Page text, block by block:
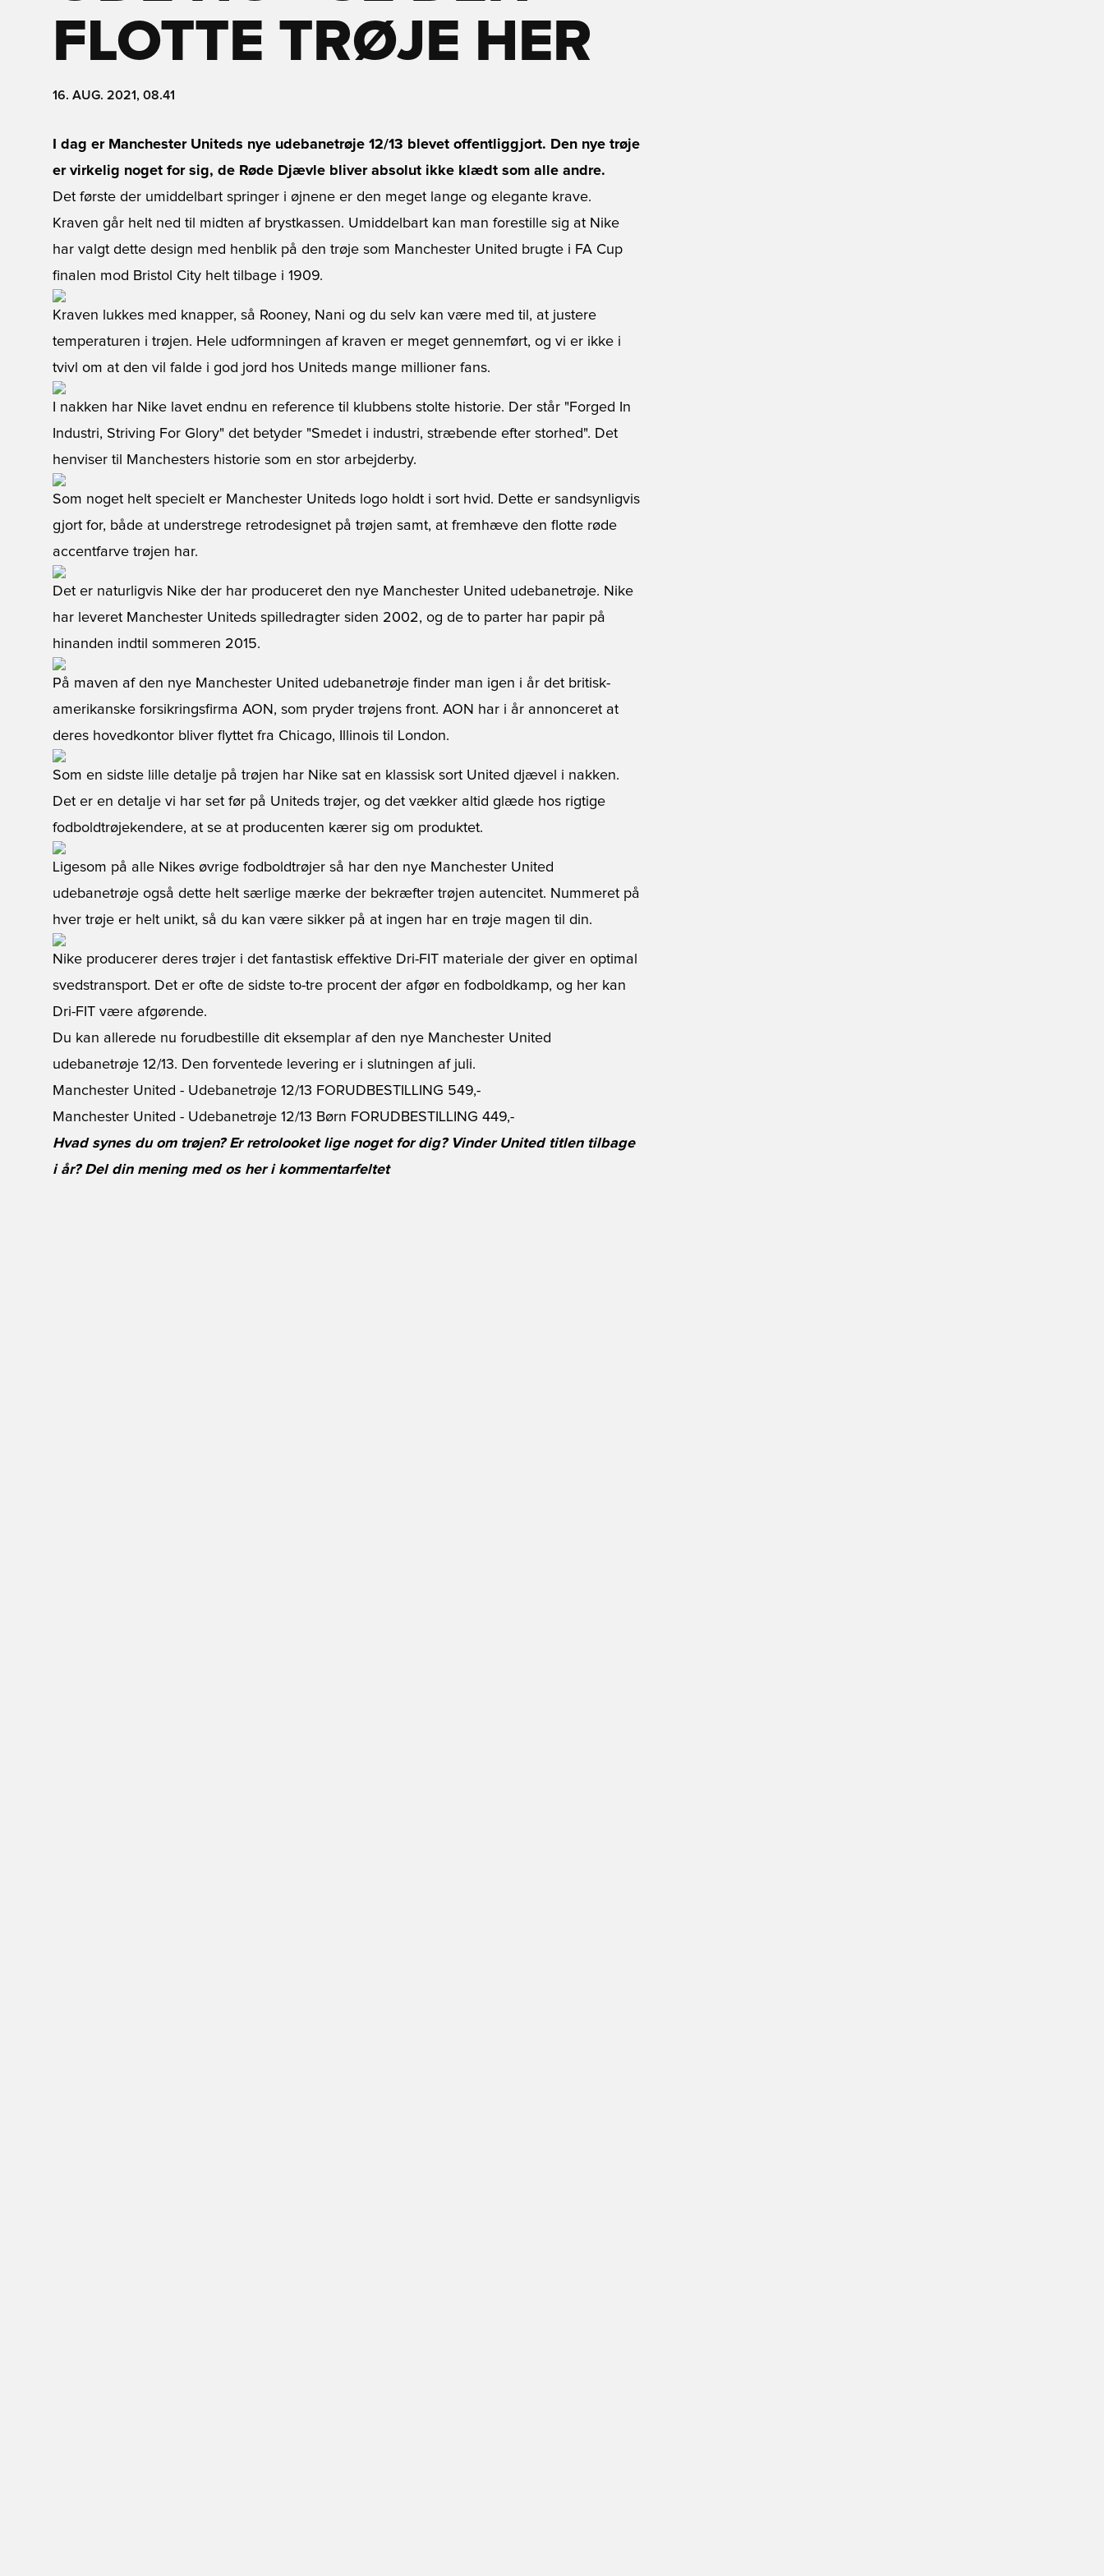
FLOTTE TRØJE HER
16. AUG. 2021, 08.41
I dag er Manchester Uniteds nye udebanetrøje 12/13 blevet offentliggjort. Den nye trøje
er virkelig noget for sig, de Røde Djævle bliver absolut ikke klædt som alle andre.
Det første der umiddelbart springer i øjnene er den meget lange og elegante krave.
Kraven går helt ned til midten af brystkassen. Umiddelbart kan man forestille sig at Nike
har valgt dette design med henblik på den trøje som Manchester United brugte i FA Cup
finalen mod Bristol City helt tilbage i 1909.
Kraven lukkes med knapper, så Rooney, Nani og du selv kan være med til, at justere
temperaturen i trøjen. Hele udformningen af kraven er meget gennemført, og vi er ikke i
tvivl om at den vil falde i god jord hos Uniteds mange millioner fans.
I nakken har Nike lavet endnu en reference til klubbens stolte historie. Der står "Forged In
Industri, Striving For Glory" det betyder "Smedet i industri, stræbende efter storhed". Det
henviser til Manchesters historie som en stor arbejderby.
Som noget helt specielt er Manchester Uniteds logo holdt i sort hvid. Dette er sandsynligvis
gjort for, både at understrege retrodesignet på trøjen samt, at fremhæve den flotte røde
accentfarve trøjen har.
Det er naturligvis Nike der har produceret den nye Manchester United udebanetrøje. Nike
har leveret Manchester Uniteds spilledragter siden 2002, og de to parter har papir på
hinanden indtil sommeren 2015.
På maven af den nye Manchester United udebanetrøje finder man igen i år det britisk-
amerikanske forsikringsfirma AON, som pryder trøjens front. AON har i år annonceret at
deres hovedkontor bliver flyttet fra Chicago, Illinois til London.
Som en sidste lille detalje på trøjen har Nike sat en klassisk sort United djævel i nakken.
Det er en detalje vi har set før på Uniteds trøjer, og det vækker altid glæde hos rigtige
fodboldtrøjekendere, at se at producenten kærer sig om produktet.
Ligesom på alle Nikes øvrige fodboldtrøjer så har den nye Manchester United
udebanetrøje også dette helt særlige mærke der bekræfter trøjen autencitet. Nummeret på
hver trøje er helt unikt, så du kan være sikker på at ingen har en trøje magen til din.
Nike producerer deres trøjer i det fantastisk effektive Dri-FIT materiale der giver en optimal
svedstransport. Det er ofte de sidste to-tre procent der afgør en fodboldkamp, og her kan
Dri-FIT være afgørende.
Du kan allerede nu forudbestille dit eksemplar af den nye Manchester United
udebanetrøje 12/13. Den forventede levering er i slutningen af juli.
Manchester United - Udebanetrøje 12/13 FORUDBESTILLING 549,-
Manchester United - Udebanetrøje 12/13 Børn FORUDBESTILLING 449,-
Hvad synes du om trøjen? Er retrolooket lige noget for dig? Vinder United titlen tilbage
i år? Del din mening med os her i kommentarfeltet